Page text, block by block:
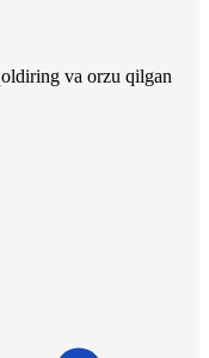
va orzu qilgan